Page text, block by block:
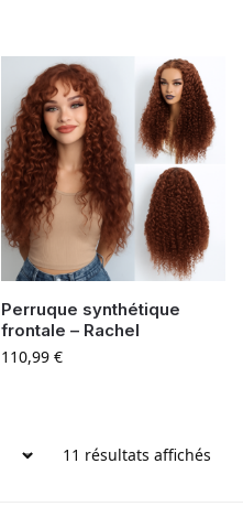
Perruque synthétique
frontale – Rachel
110,99 €
11 résultats affichés